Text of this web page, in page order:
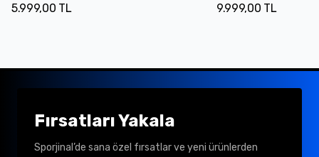
5.999,00 TL 9.999,00 TL
Fırsatları Yakala
Sporjinal’de sana özel fırsatlar ve yeni ürünlerden